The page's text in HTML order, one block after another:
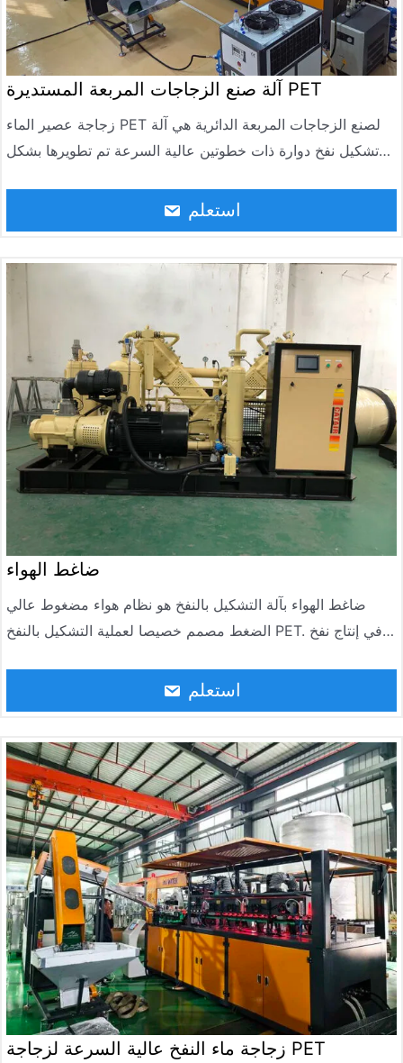
آلة صنع الزجاجات المربعة المستديرة PET
زجاجة عصير الماء PET لصنع الزجاجات المربعة الدائرية هي آلة
تشكيل نفخ دوارة ذات خطوتين عالية السرعة تم تطويرها بشكل
صناعة الزجاجات في العالم. تتكون الآلة من آلة تشكيل نفخ دوارية
من الأنبوب الرئيسي، وفرن تدفئة، وناقل تغذية أوتوماتيكي، ونظام
العالية، والأداء المستقر والموثوق، وكفاءة الإنتاج العالية، وتكلفة
استعلم
ضاغط الهواء
ضاغط الهواء بآلة التشكيل بالنفخ هو نظام هواء مضغوط عالي
الضغط مصمم خصيصا لعملية التشكيل بالنفخ PET. في إنتاج نفخ
مسؤول عن نفخ وتشكيل الزجاجة الملينة، مما يحدد مباشرة توحيد
سمك جدار الزجاجة، والشفافية، ومعدل تأهيل المنتج.
استعلم
زجاجة ماء النفخ عالية السرعة لزجاجة PET